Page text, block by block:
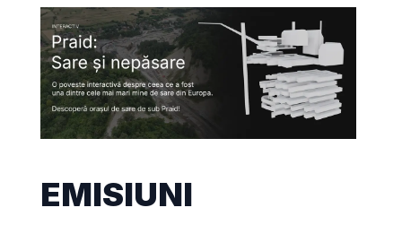
EMISIUNI